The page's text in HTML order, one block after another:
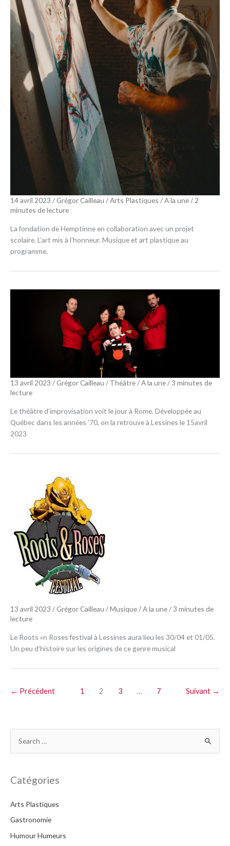
14 avril 2023 /Grégor Cailleau /Arts Plastiques /A la une/ 2
minutes de lecture
La fondation de Hemptinne en collaboration avec un projet
scolaire. L’art mis à l’honneur. Musique et art plastique au
programme.
13 avril 2023 /Grégor Cailleau / Théâtre/A la une/3 minutes de
lecture
Le théâtre d’improvisation voit le jour à Rome. Développée au
Québec dans les années ’70, on la retrouve à Lessines le 15avril
2023
13 avril 2023 /Grégor Cailleau /Musique/A la une/3 minutes de
lecture
Le Roots »n Roses festival à Lessines aura lieu les 30/04 et 01/05.
Un peu d’histoire sur les origines de ce genre musical
← Précédent 1 2 3 … 7 Suivant →
h
r
c
h
Catégories
Arts Plastiques
Gastronomie
Humour Humeurs